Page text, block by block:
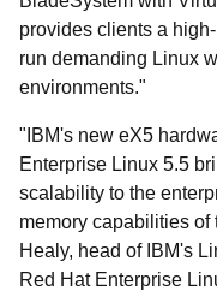
provides clients a
run demanding Linux
environments."
"IBM's new eX5
Enterprise Linux 5.5
scalability to the
memory capabilities of
Healy, head of IBM's
Red Hat Enterprise